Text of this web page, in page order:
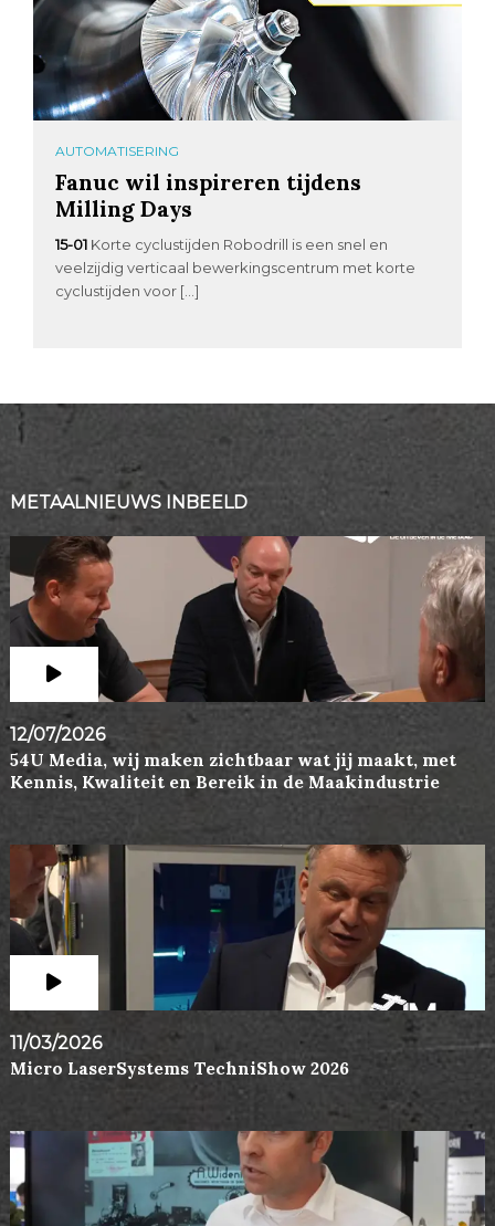
AUTOMATISERING
Fanuc wil inspireren tijdens
Milling Days
15-01 Korte cyclustijden Robodrill is een snel en
veelzijdig verticaal bewerkingscentrum met korte
cyclustijden voor […]
METAALNIEUWS INBEELD
12/07/2026
54U Media, wij maken zichtbaar wat jij maakt, met
Kennis, Kwaliteit en Bereik in de Maakindustrie
11/03/2026
Micro LaserSystems TechniShow 2026